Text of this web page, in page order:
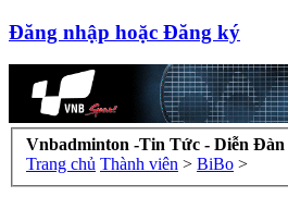
Đăng nhập hoặc Đăng ký
Vnbadminton -Tin Tức - Diễn
Trang chủ Thành viên > BiBo >